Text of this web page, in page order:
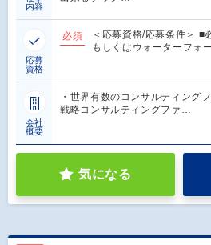
内容
応募
資格
必須
＜応募資格/応募条件＞ ■
もしくはウォーターフォ
会社
概要
・世界有数のコンサルティング
戦略コンサルティングファ…
気になる